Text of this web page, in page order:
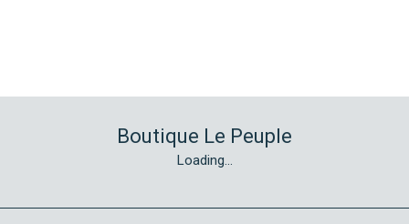
Boutique Le Peuple
Loading...